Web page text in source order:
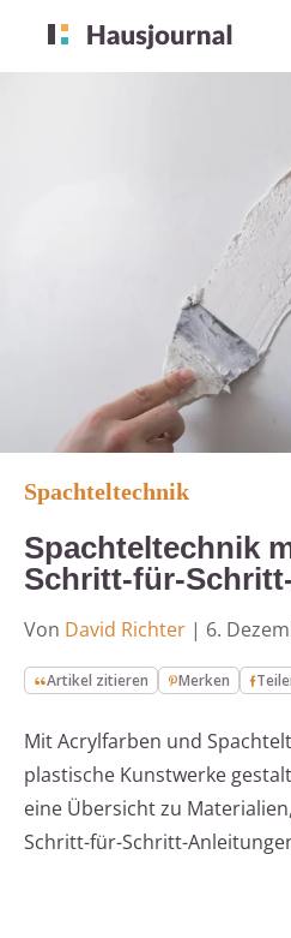
Spachteltechnik
Spachteltechnik
Schritt-für-
Von David Richter | 6.
Artikel zitieren Merken
Mit Acrylfarben und
plastische Kunstwerke
eine Übersicht zu
Schritt-für-Schritt-